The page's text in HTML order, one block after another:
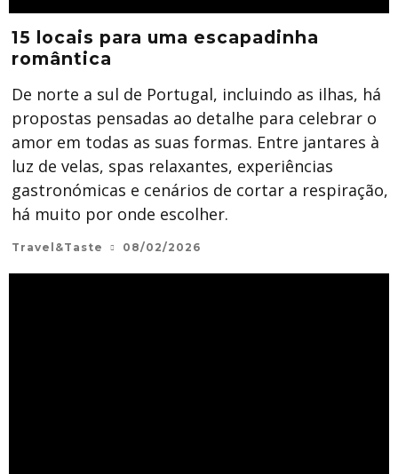
15 locais para uma escapadinha
romântica
De norte a sul de Portugal, incluindo as ilhas, há
propostas pensadas ao detalhe para celebrar o
amor em todas as suas formas. Entre jantares à
luz de velas, spas relaxantes, experiências
gastronómicas e cenários de cortar a respiração,
há muito por onde escolher.
Travel&Taste 08/02/2026